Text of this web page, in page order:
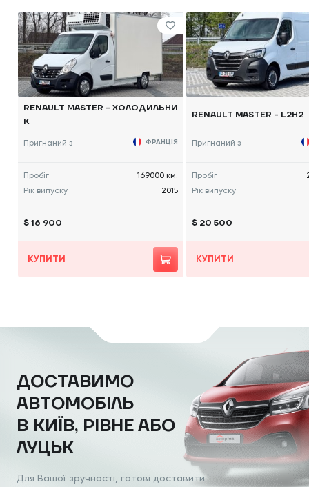
RENAULT MASTER - ХОЛОДИЛЬНИ
К
Пригнаний з ФРАНЦІЯ
Пробіг
169000 км.
Рік випуску
2015
$ 16 900
КУПИТИ
RENAULT MASTER - L2H2
Пригнаний з
Пробіг
Рік випуску
$ 20 500
КУПИТИ
ДОСТАВИМО
АВТОМОБІЛЬ
В КИЇВ, РІВНЕ АБО
ЛУЦЬК
Для Вашої зручності, готові доставити